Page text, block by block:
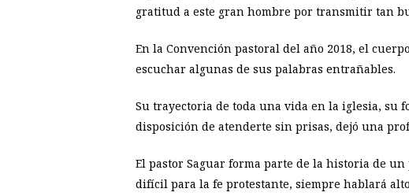
gratitud a este gran hombre por transmitir tan
En la Convención pastoral del año 2018, el
escuchar algunas de sus palabras entrañables.
Su trayectoria de toda una vida en la iglesia, su
disposición de atenderte sin prisas, dejó una
El pastor Saguar forma parte de la historia de
difícil para la fe protestante, siempre hablará